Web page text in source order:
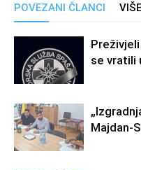
POVEZANI ČLANCI
se vratili
Majdan-